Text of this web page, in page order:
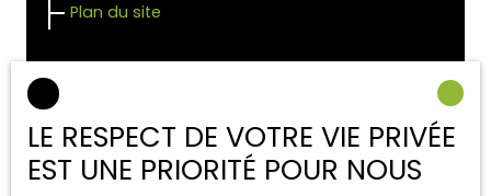
Plan du site
Autres pages
Immobilier à Ajaccio
Appartements à vendre à Ajaccio (20)
LE RESPECT DE VOTRE VIE PRIVÉE
EST UNE PRIORITÉ POUR NOUS